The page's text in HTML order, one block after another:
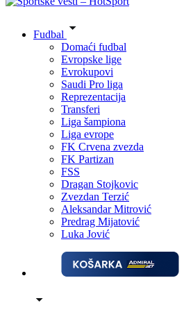
Fudbal
Domaći fudbal
Evropske lige
Evrokupovi
Saudi Pro liga
Reprezentacija
Transferi
Liga šampiona
Liga evrope
FK Crvena zvezda
FK Partizan
FSS
Dragan Stojkovic
Zvezdan Terzić
Aleksandar Mitrović
Predrag Mijatović
Luka Jović